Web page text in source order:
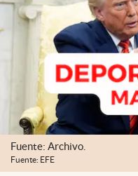
Fuente: Archivo.
Fuente: EFE